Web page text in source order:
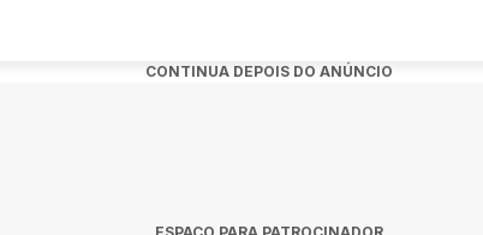
adquiridos no link oficial do evento:
CONTINUA DEPOIS DO ANÚNCIO